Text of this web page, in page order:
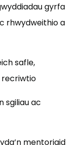
gyrfa
rhwydweithio a
safle,
recriwtio
sgiliau ac
mentoriaid